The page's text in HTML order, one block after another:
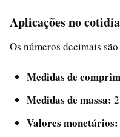
Aplicações no
Os números decimais
Medidas de
Medidas de massa:
Valores monetários: